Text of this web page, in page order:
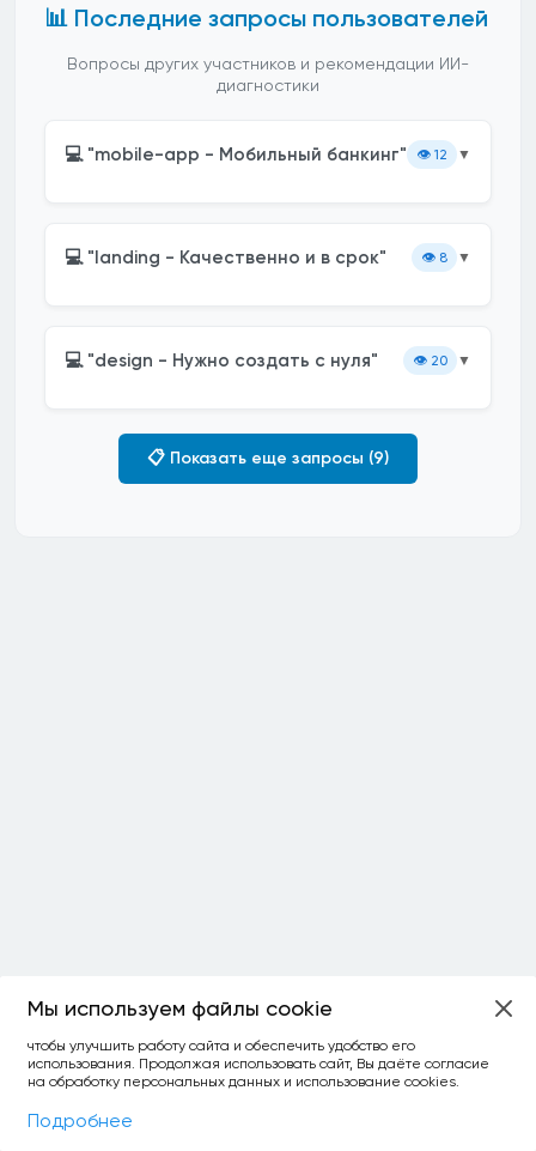
Фильтры
📊 Последние запросы пользователей
Вопросы других участников и рекомендации ИИ-
диагностики
💻 "mobile-app - Мобильный банкинг" 👁️ 12 ▼
💻 "landing - Качественно и в срок" 👁️ 8 ▼
💻 "design - Нужно создать с нуля" 👁️ 20 ▼
📋 Показать еще запросы (9)
Мы используем файлы cookie
чтобы улучшить работу сайта и обеспечить удобство его
использования. Продолжая использовать сайт, Вы даёте согласие
на обработку персональных данных и использование cookies.
Подробнее